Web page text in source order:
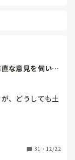
も言われ続けて
な意見を伺いた
、どうしても土
しています。
ると一日も土曜
31 ・ 12/22